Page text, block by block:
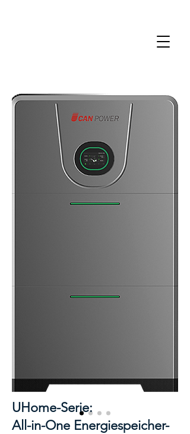
UHome-Serie:
All-in-One Energiespeicher-